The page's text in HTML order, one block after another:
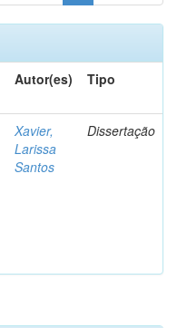
Autor(es) Tipo
Xavier,
Larissa
Santos
Dissertação